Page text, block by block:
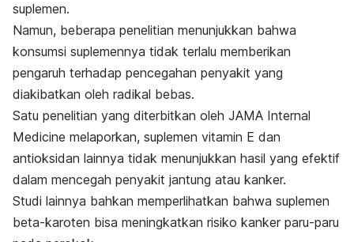
suplemen.
Namun, beberapa penelitian menunjukkan bahwa
konsumsi suplemennya tidak terlalu memberikan
pengaruh terhadap pencegahan penyakit yang
diakibatkan oleh radikal bebas.
Satu penelitian yang diterbitkan oleh JAMA Internal
Medicine melaporkan, suplemen vitamin E dan
antioksidan lainnya tidak menunjukkan hasil yang efektif
dalam mencegah penyakit jantung atau kanker.
Studi lainnya bahkan memperlihatkan bahwa suplemen
beta-karoten bisa meningkatkan risiko kanker paru-paru